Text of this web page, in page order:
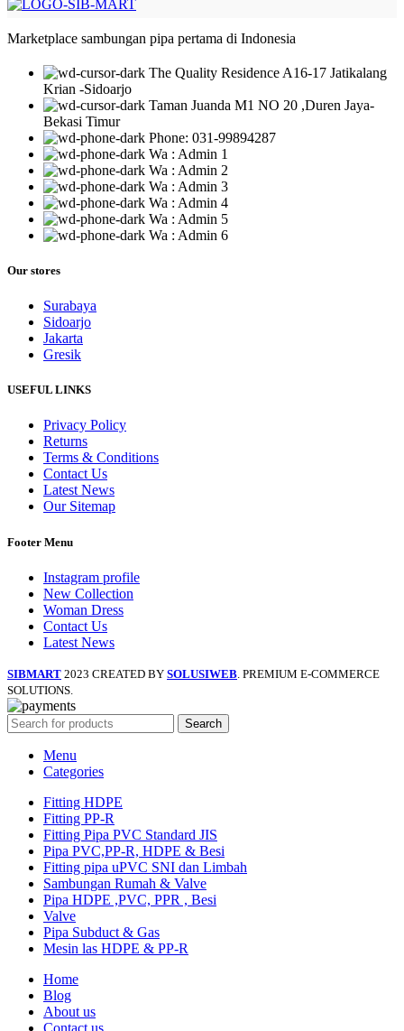
Marketplace sambungan pipa pertama di Indonesia
The Quality Residence A16-17 Jatikalang
Krian -Sidoarjo
Taman Juanda M1 NO 20 ,Duren Jaya-
Bekasi Timur
Phone: 031-99894287
Wa : Admin 1
Wa : Admin 2
Wa : Admin 3
Wa : Admin 4
Wa : Admin 5
Wa : Admin 6
Our stores
Surabaya
Sidoarjo
Jakarta
Gresik
USEFUL LINKS
Privacy Policy
Returns
Terms & Conditions
Contact Us
Latest News
Our Sitemap
Footer Menu
Instagram profile
New Collection
Woman Dress
Contact Us
Latest News
SIBMART 2023 CREATED BY SOLUSIWEB . PREMIUM E-COMMERCE
SOLUTIONS.
Search
Menu
Categories
Fitting HDPE
Fitting PP-R
Fitting Pipa PVC Standard JIS
Pipa PVC,PP-R, HDPE & Besi
Fitting pipa uPVC SNI dan Limbah
Sambungan Rumah & Valve
Pipa HDPE ,PVC, PPR , Besi
Valve
Pipa Subduct & Gas
Mesin las HDPE & PP-R
Home
Blog
About us
Contact us